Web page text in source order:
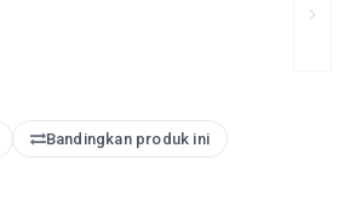
Bandingkan produk ini